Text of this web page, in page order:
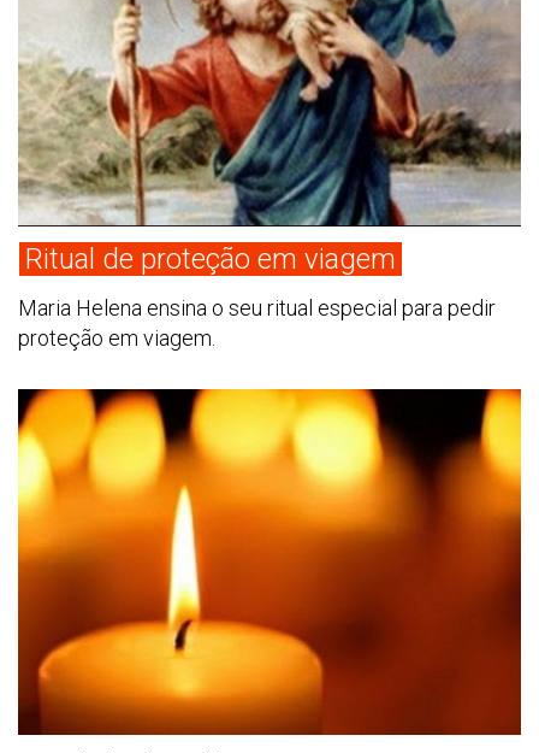
Ritual de proteção em viagem
Maria Helena ensina o seu ritual especial para pedir
proteção em viagem.